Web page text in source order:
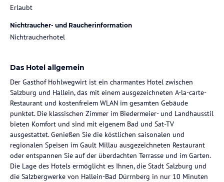
Erlaubt
Nichtraucher- und Raucherinformation
Nichtraucherhotel
Das Hotel allgemein
Der Gasthof Hohlwegwirt ist ein charmantes Hotel zwischen
Salzburg und Hallein, das mit einem ausgezeichneten A-la-carte-
Restaurant und kostenfreiem WLAN im gesamten Gebäude
punktet. Die klassischen Zimmer im Biedermeier- und Landhausstil
bieten Komfort und sind mit eigenem Bad und Sat-TV
ausgestattet. Genießen Sie die köstlichen saisonalen und
regionalen Speisen im Gault Millau ausgezeichneten Restaurant
oder entspannen Sie auf der überdachten Terrasse und im Garten.
Die Lage des Hotels ermöglicht es Ihnen, die Stadt Salzburg und
die Salzbergwerke von Hallein-Bad Dürrnberg in nur 10 Minuten